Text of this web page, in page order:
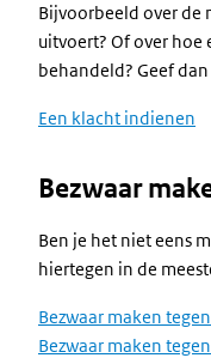
Bijvoorbeeld over de
uitvoert? Of over
behandeld? Geef
Een klacht indienen
Bezwaar
Ben je het niet eens
hiertegen in de
Bezwaar maken
Bezwaar maken